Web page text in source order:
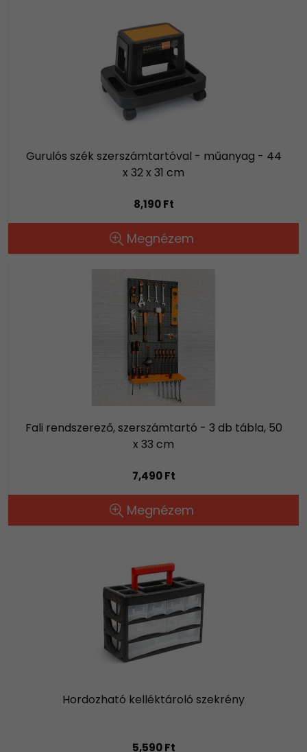
Gurulós szék szerszámtartóval - műanyag - 44
x 32 x 31 cm
8,190 Ft
Megnézem
Fali rendszerező, szerszámtartó - 3 db tábla, 50
x 33 cm
7,490 Ft
Megnézem
Hordozható kelléktároló szekrény
5,590 Ft